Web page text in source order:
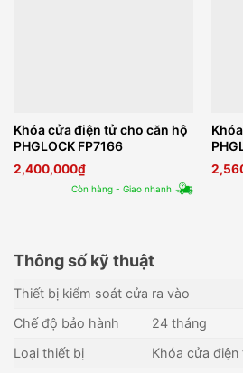
Khóa cửa điện tử cho căn hộ
PHGLOCK FP7166
2,400,000₫
Còn hàng - Giao nhanh
Thông số kỹ thuật
Thiết bị kiểm soát cửa ra vào
Chế độ bảo hành
24 tháng
Loại thiết bị
Khóa cửa